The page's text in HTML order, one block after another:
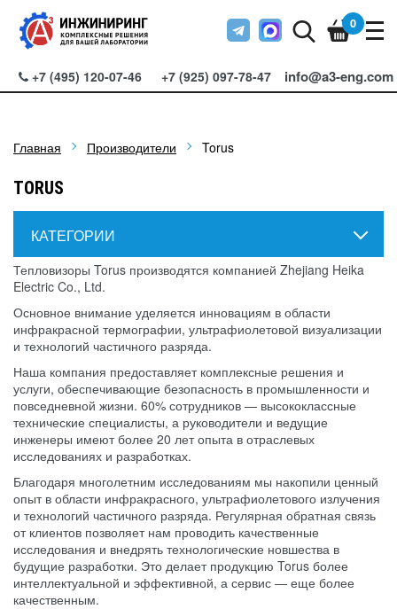
+7 (495) 120-07-46 +7 (925) 097-78-47 info@a3-eng.com
0
Главная Производители Torus
TORUS
КАТЕГОРИИ
Тепловизоры Torus производятся компанией Zhejiang Heika
Electric Co., Ltd.
Основное внимание уделяется инновациям в области
инфракрасной термографии, ультрафиолетовой визуализации
и технологий частичного разряда.
Наша компания предоставляет комплексные решения и
услуги, обеспечивающие безопасность в промышленности и
повседневной жизни. 60% сотрудников — высококлассные
технические специалисты, а руководители и ведущие
инженеры имеют более 20 лет опыта в отраслевых
исследованиях и разработках.
Благодаря многолетним исследованиям мы накопили ценный
опыт в области инфракрасного, ультрафиолетового излучения
и технологий частичного разряда. Регулярная обратная связь
от клиентов позволяет нам проводить качественные
исследования и внедрять технологические новшества в
будущие разработки. Это делает продукцию Torus более
интеллектуальной и эффективной, а сервис — еще более
качественным.